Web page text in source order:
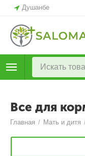
Душанбе
Все для
Главная / Мать и дитя